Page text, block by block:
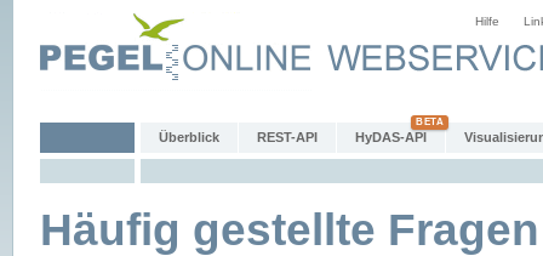
Hilfe
Überblick REST-API HyDAS-API
Häufig gestellte